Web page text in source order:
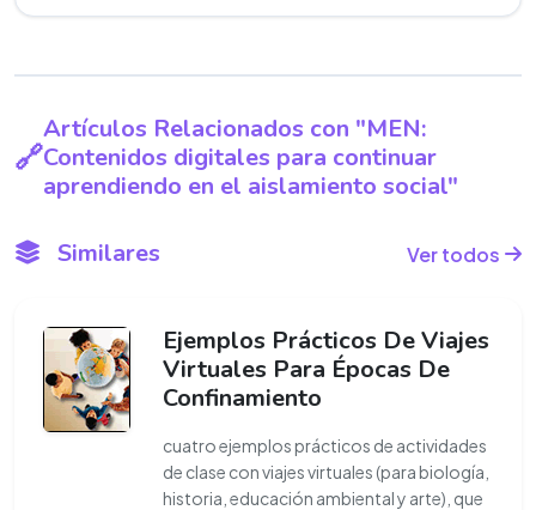
Artículos Relacionados con "MEN:
Contenidos digitales para continuar
aprendiendo en el aislamiento social"
Similares Ver todos
Ejemplos Prácticos De Viajes
Virtuales Para Épocas De
Confinamiento
cuatro ejemplos prácticos de actividades
de clase con viajes virtuales (para biología,
historia, educación ambiental y arte), que